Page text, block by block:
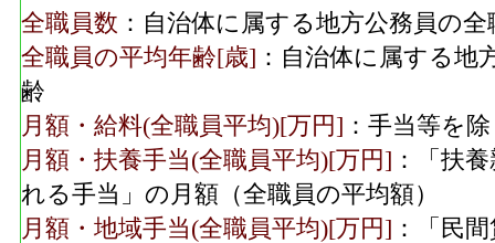
全職員数 ：自治体に属する地方公務員の
全職員の平均年齢[歳] ：自治体に属する地
齢
月額・給料(全職員平均)[万円] ：手当等を
月額・扶養手当(全職員平均)[万円] ：「扶
れる手当」の月額（全職員の平均額）
月額・地域手当(全職員平均)[万円] ：「民